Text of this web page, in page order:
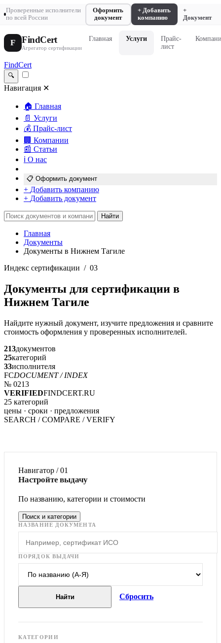
Проверенные исполнители
по всей России
Оформить
документ
+ Добавить
компанию
+
Документ
F FindCert
Агрегатор сертификации
Главная Услуги
Прайс-
лист
FindCert
🔍
Навигация ✕
🏠 Главная
📄 Услуги
💰 Прайс-лист
🏢 Компании
📰 Статьи
ℹ️ О нас
📋 Оформить документ
+ Добавить компанию
+ Добавить документ
Найти
Главная
Документы
Документы в Нижнем Тагиле
Индекс сертификации / 03
Документы для сертификации в
Нижнем Тагиле
Найдите нужный документ, изучите предложения и сравните
стоимость оформления у проверенных исполнителей.
213документов
25категорий
33исполнителя
FCDOCUMENT / INDEX
№ 0213
VERIFIEDFINDCERT.RU
25 категорий
цены · сроки · предложения
SEARCH / COMPARE / VERIFY
Навигатор / 01
Настройте выдачу
По названию, категории и стоимости
Поиск и категории
НАЗВАНИЕ ДОКУМЕНТА
ПОРЯДОК ВЫДАЧИ
Найти Сбросить
КАТЕГОРИИ